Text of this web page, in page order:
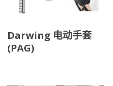
Darwing 电动手套
(PAG)